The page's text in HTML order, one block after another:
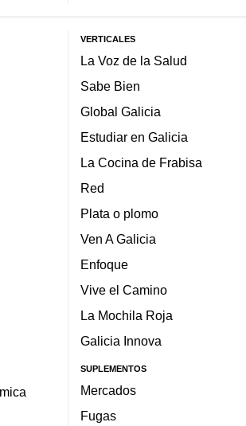
VERTICALES
La Voz de la Salud
Sabe Bien
Global Galicia
Estudiar en Galicia
La Cocina de Frabisa
Red
Plata o plomo
Ven A Galicia
Enfoque
Vive el Camino
La Mochila Roja
Galicia Innova
SUPLEMENTOS
Mercados
Fugas